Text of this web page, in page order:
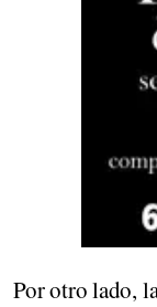
Por otro lado,